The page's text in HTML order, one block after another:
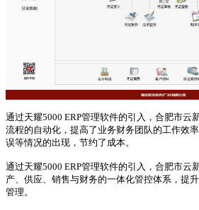
通过天耀5000 ERP管理软件的引入，合肥市云
流程的自动化，提高了业务财务团队的工作效
误等情况的出现，节约了成本。
通过天耀5000 ERP管理软件的引入，合肥市云
产、供应、销售与财务的一体化管控体系，提
管理。